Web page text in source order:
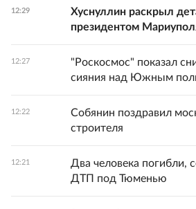
12:29
Хуснуллин раскрыл
президентом
12:27
"Роскосмос" показал
сияния над Южным
12:22
Собянин поздравил
строителя
12:21
Два человека погибли,
ДТП под Тюменью